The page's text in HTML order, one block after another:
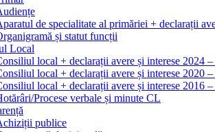
de specialitate al primăriei + declarații
și statut funcții
Local
local + declarații avere și interese 2024
local + declarații avere și interese 2020
local + declarații avere și interese 2016
Procese verbale și minute CL
publice